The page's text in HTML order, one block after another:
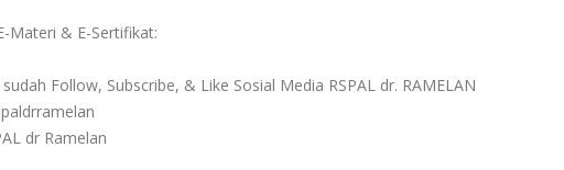
Materi & E-Sertifikat:
Follow, Subscribe, & Like Sosial Media RSPAL dr. RAMELAN
dr Ramelan